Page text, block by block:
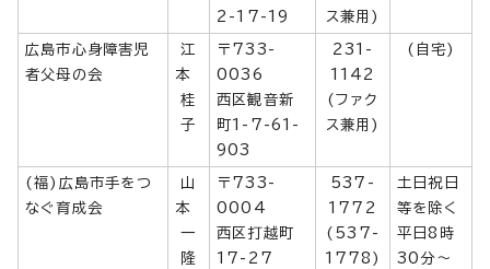
2-17-19
ス兼用)
広島市心身障害児
者父母の会
江
本
桂
子
〒733-
0036
西区観音新
町1-7-61-
903
231-
1142
(ファク
ス兼用)
(自宅)
(福)広島市手をつ
なぐ育成会
山
本
一
隆
〒733-
0004
西区打越町
17-27
537-
1772
(537-
1778)
土日祝日
等を除く
平日8時
30分～